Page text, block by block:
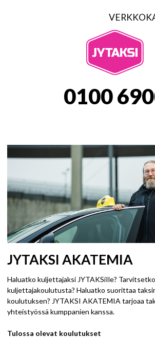
JYTAKSI
0100
JYTAKSI AKATEMIA
Haluatko kuljettajaksi JYTAKSiIle?
kuljettajakoulutusta? Haluatko suorittaa
koulutuksen? JYTAKSI AKATEMIA tarjoaa
yhteistyössä kumppanien kanssa.
Tulossa olevat koulutukset